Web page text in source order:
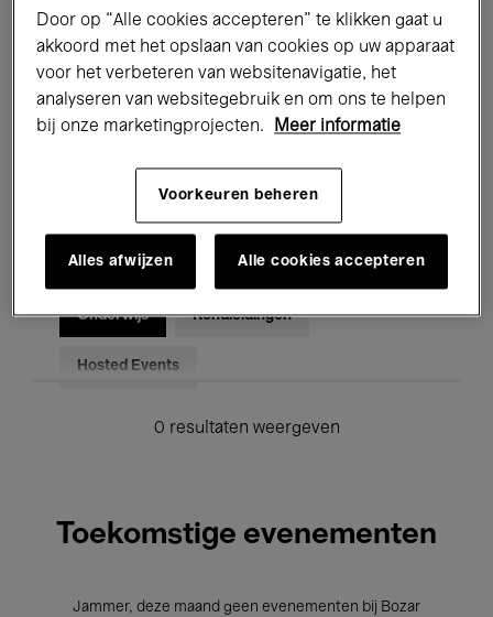
Tentoonstellingen Films
Performances Lezingen & Debatten
Jazz Klassieke Muziek Global Music
Voor iedereen Kids’ Palace
Onderwijs Rondleidingen
Hosted Events
0 resultaten weergeven
Toekomstige evenementen
Jammer, deze maand geen evenementen bij Bozar
Door op “Alle cookies accepteren” te klikken gaat u
akkoord met het opslaan van cookies op uw apparaat
voor het verbeteren van websitenavigatie, het
analyseren van websitegebruik en om ons te helpen
bij onze marketingprojecten.
Meer informatie
Voorkeuren beheren
Alles afwijzen Alle cookies accepteren